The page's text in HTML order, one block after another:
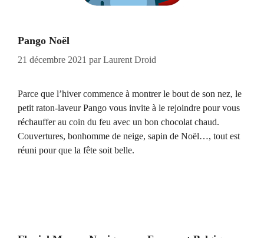
Pango Noël
21 décembre 2021 parLaurent Droid
Parce que l’hiver commence à montrer le bout de son nez, le
petit raton-laveur Pango vous invite à le rejoindre pour vous
réchauffer au coin du feu avec un bon chocolat chaud.
Couvertures, bonhomme de neige, sapin de Noël…, tout est
réuni pour que la fête soit belle.